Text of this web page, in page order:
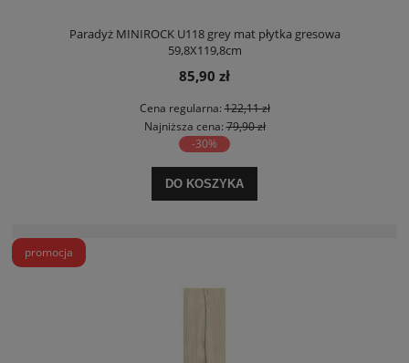
Paradyż MINIROCK U118 grey mat płytka gresowa
59,8X119,8cm
85,90 zł
Cena regularna:122,11 zł
Najniższa cena:79,90 zł
-30%
DO KOSZYKA
promocja